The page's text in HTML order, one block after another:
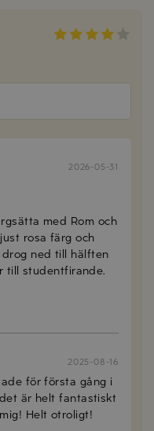
2026-05-31
med Rom och
rosa färg och
drog ned till hälften
till studentfirande.
2025-08-16
för första gång i
är helt fantastiskt
Helt otroligt!